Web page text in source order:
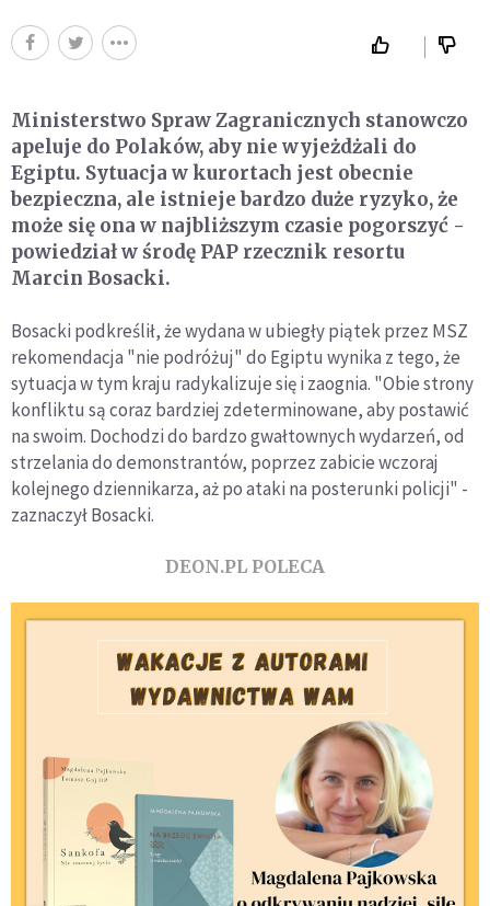
Ministerstwo Spraw Zagranicznych stanowczo
apeluje do Polaków, aby nie wyjeżdżali do
Egiptu. Sytuacja w kurortach jest obecnie
bezpieczna, ale istnieje bardzo duże ryzyko, że
może się ona w najbliższym czasie pogorszyć -
powiedział w środę PAP rzecznik resortu
Marcin Bosacki.
Bosacki podkreślił, że wydana w ubiegły piątek przez MSZ
rekomendacja "nie podróżuj" do Egiptu wynika z tego, że
sytuacja w tym kraju radykalizuje się i zaognia. "Obie strony
konfliktu są coraz bardziej zdeterminowane, aby postawić
na swoim. Dochodzi do bardzo gwałtownych wydarzeń, od
strzelania do demonstrantów, poprzez zabicie wczoraj
kolejnego dziennikarza, aż po ataki na posterunki policji" -
zaznaczył Bosacki.
DEON.PL POLECA